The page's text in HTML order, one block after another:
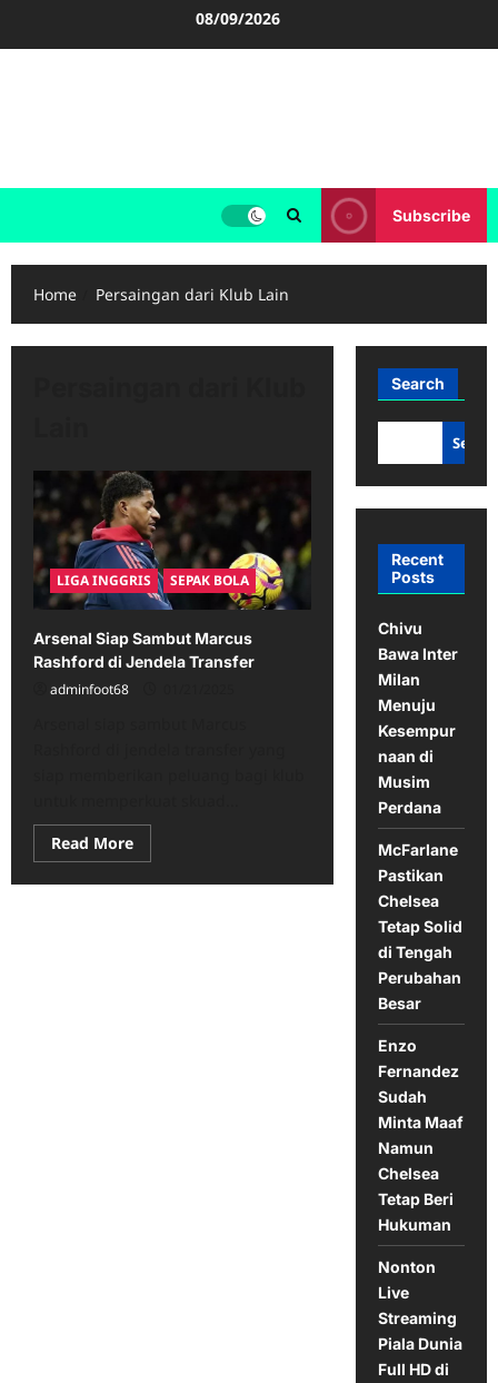
08/09/2026
Subscribe
Home Persaingan dari Klub Lain
LIGA INGGRIS SEPAK BOLA
Arsenal Siap Sambut Marcus
Rashford di Jendela Transfer
adminfoot68
Read MoreRead
more
Arsenal
Search
Recent
Posts
Chivu
Bawa Inter
Milan
Menuju
Kesempur
naan di
Musim
Perdana
McFarlane
Pastikan
Chelsea
Tetap Solid
di Tengah
Perubahan
Besar
Enzo
Fernandez
Sudah
Minta Maaf
Namun
Chelsea
Tetap Beri
Hukuman
Nonton
Live
Streaming
Piala Dunia
Full HD di